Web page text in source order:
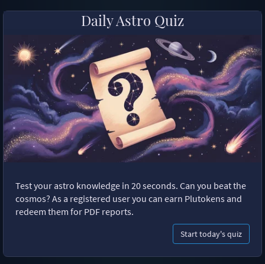
Daily Astro Quiz
Test your astro knowledge in 20 seconds. Can you beat the
cosmos? As a registered user you can earn Plutokens and
redeem them for PDF reports.
Start today's quiz